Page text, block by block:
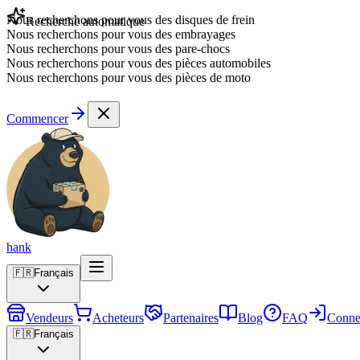
Recherche automatique
Nous recherchons pour vous des disques de frein
Nous recherchons pour vous des embrayages
Nous recherchons pour vous des pare-chocs
Nous recherchons pour vous des pièces automobiles
Nous recherchons pour vous des pièces de moto
Commencer
hank
🇫🇷Français
Vendeurs Acheteurs Partenaires Blog FAQ
🇫🇷Français